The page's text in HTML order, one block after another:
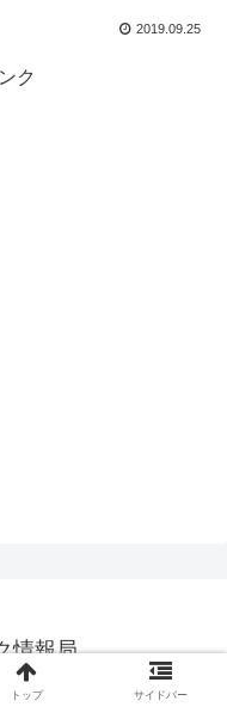
2019.09.25
ク
情報局
ク情報局.
トップ サイドバー